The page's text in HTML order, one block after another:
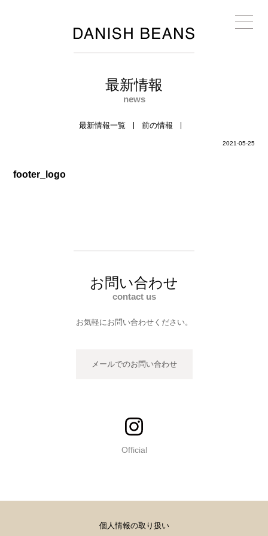
最新情報
news
最新情報一覧 前の情報
2021-05-25
footer_logo
お問い合わせ
contact us
お気軽にお問い合わせください。
メールでのお問い合わせ
Official
個人情報の取り扱い